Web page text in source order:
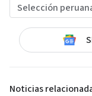
Selección
Noticias